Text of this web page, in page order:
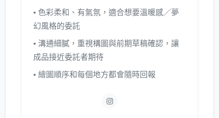
• 色彩柔和、有氣氛，適合想要溫暖感／夢
幻風格的委託
• 溝通細膩，重視構圖與前期草稿確認，讓
成品接近委託者期待
• 繪圖順序和每個地方都會隨時回報